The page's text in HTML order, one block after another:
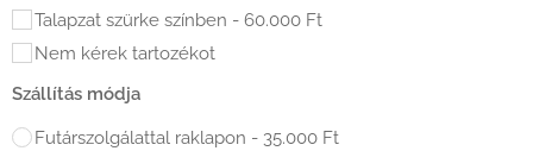
Talapzat szürke színben - 60.000 Ft
Nem kérek tartozékot
Szállítás módja
Futárszolgálattal raklapon - 35.000 Ft